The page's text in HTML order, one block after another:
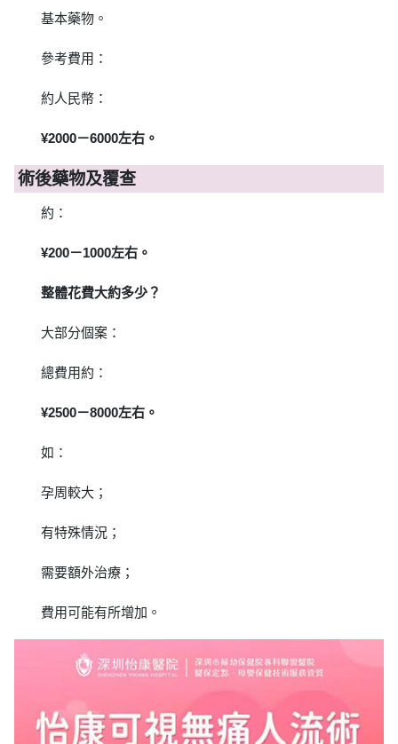
基本藥物。
參考費用：
約人民幣：
¥2000－6000左右。
術後藥物及覆查
約：
¥200－1000左右。
整體花費大約多少？
大部分個案：
總費用約：
¥2500－8000左右。
如：
孕周較大；
有特殊情況；
需要額外治療；
費用可能有所增加。